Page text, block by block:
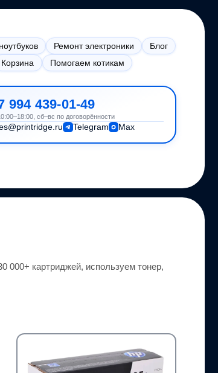
Ремонт электроники
Блог
Корзина Помогаем котикам
994 439-01-49
сб–вс по договорённости
Telegram Max
000+ картриджей, используем тонер,